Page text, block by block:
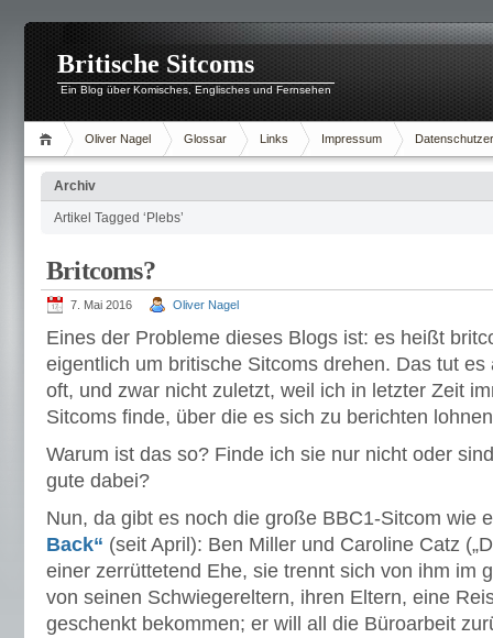
Britische Sitcoms
Ein Blog über Komisches, Englisches und Fernsehen
Oliver Nagel Glossar Links Impressum
Archiv
Artikel Tagged ‘Plebs’
Britcoms?
7. Mai 2016 Oliver Nagel
Eines der Probleme dieses Blogs ist: es heißt
eigentlich um britische Sitcoms drehen. Das tut
oft, und zwar nicht zuletzt, weil ich in letzter Zeit
Sitcoms finde, über die es sich zu berichten
Warum ist das so? Finde ich sie nur nicht oder
gute dabei?
Nun, da gibt es noch die große BBC1-Sitcom wie
Back“ (seit April): Ben Miller und Caroline Catz
einer zerrüttetend Ehe, sie trennt sich von ihm im
von seinen Schwiegereltern, ihren Eltern, eine
geschenkt bekommen; er will all die Büroarbeit